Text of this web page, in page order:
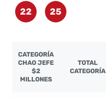
22 25
CATEGORÍA
CHAO JEFE
$2
MILLONES
TOTAL
CATEGORÍA